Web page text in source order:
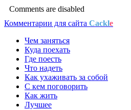
Comments are disabled
Комментарии для сайта Cackle
Чем заняться
Куда поехать
Где поесть
Что надеть
Как ухаживать за собой
С кем поговорить
Как жить
Лучшее